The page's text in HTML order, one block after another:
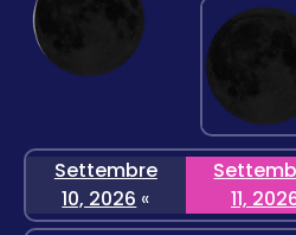
Settembre
10, 2026 «
11,